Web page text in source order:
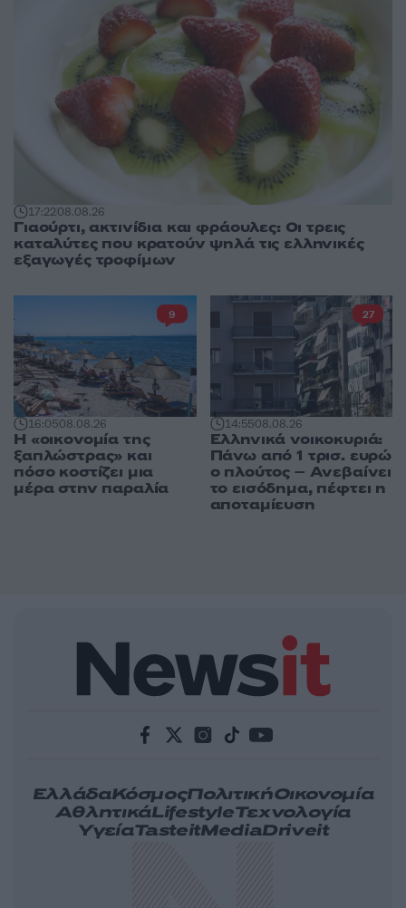
17:2208.08.26
Γιαούρτι, ακτινίδια και φράουλες: Οι τρεις
καταλύτες που κρατούν ψηλά τις ελληνικές
εξαγωγές τροφίμων
16:0508.08.26
Η «οικονομία της
ξαπλώστρας» και
πόσο κοστίζει μια
μέρα στην παραλία
9
14:5508.08.26
Ελληνικά νοικοκυριά:
Πάνω από 1 τρισ. ευρώ
ο πλούτος – Ανεβαίνει
το εισόδημα, πέφτει η
αποταμίευση
27
ΕλλάδαΚόσμοςΠολιτικήΟικονομία
ΑθλητικάLifestyleΤεχνολογία
ΥγείαTasteitMediaDriveit